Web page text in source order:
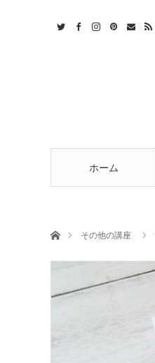
ホーム
ホームその他の講座